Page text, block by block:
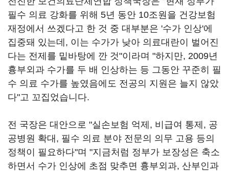
필수 의료 강화를 위해 5년 동안 10조원을 건강보험
재정에서 쓰겠다고 한 것 중 대부분은 '수가 인상'에
집중돼 있는데, 이는 수가가 낮아 의료대란이 벌어진
다는 전제를 밑바탕에 깐 것"이라며 "하지만, 2009년
흉부외과 수가를 두 배 인상하는 등 그동안 꾸준히 필
수 의료 수가를 높였음에도 전공의 지원은 늘지 않았
다"고 꼬집었습니다.
전 국장은 대안으로 "실손보험 억제, 비급여 통제, 공
공병원 확대, 필수 의료 분야 전문의 의무 고용 등의
정책이 필요하다"며 "지금처럼 정부가 보장성은 축소
하면서 수가 인상에 초점 맞추면 흉부외과, 산부인과